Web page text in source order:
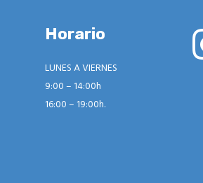
Horario
LUNES A VIERNES
9:00 – 14:00h
16:00 – 19:00h.